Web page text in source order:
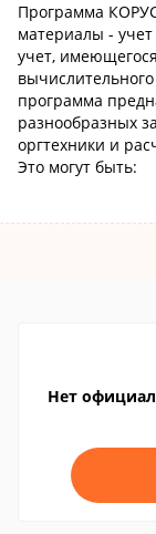
Программа
материалы -
учет,
программа
разнообразных
оргтехники и
Это могут быть:
Нет